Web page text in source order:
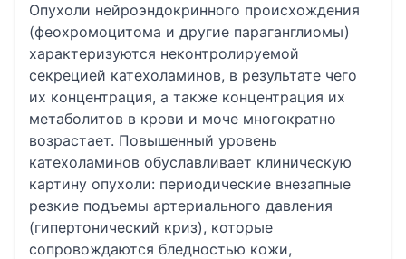
Опухоли нейроэндокринного происхождения
(феохромоцитома и другие параганглиомы)
характеризуются неконтролируемой
секрецией катехоламинов, в результате чего
их концентрация, а также концентрация их
метаболитов в крови и моче многократно
возрастает. Повышенный уровень
катехоламинов обуславливает клиническую
картину опухоли: периодические внезапные
резкие подъемы артериального давления
(гипертонический криз), которые
сопровождаются бледностью кожи,